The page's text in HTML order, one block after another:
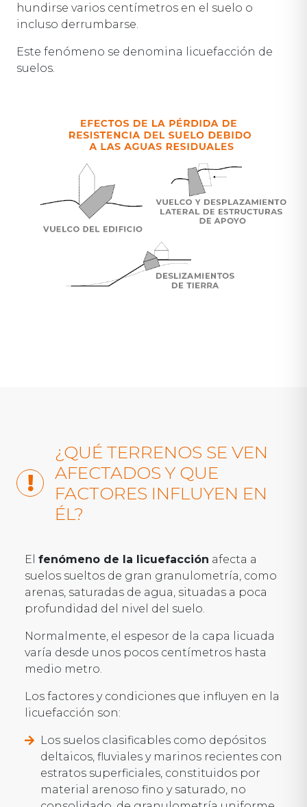
hundirse varios centímetros en el suelo o
incluso derrumbarse.
Este fenómeno se denomina licuefacción de
suelos.
¿QUÉ TERRENOS SE VEN
AFECTADOS Y QUE
FACTORES INFLUYEN EN
ÉL?
El fenómeno de la licuefacción afecta a
suelos sueltos de gran granulometría, como
arenas, saturadas de agua, situadas a poca
profundidad del nivel del suelo.
Normalmente, el espesor de la capa licuada
varía desde unos pocos centímetros hasta
medio metro.
Los factores y condiciones que influyen en la
licuefacción son:
Los suelos clasificables como depósitos
deltaicos, fluviales y marinos recientes con
estratos superficiales, constituidos por
material arenoso fino y saturado, no